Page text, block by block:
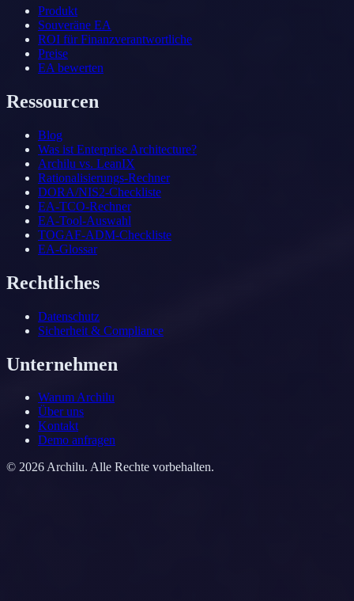
Produkt
Souveräne EA
ROI für Finanzverantwortliche
Preise
EA bewerten
Ressourcen
Blog
Was ist Enterprise Architecture?
Archilu vs. LeanIX
Rationalisierungs-Rechner
DORA/NIS2-Checkliste
EA-TCO-Rechner
EA-Tool-Auswahl
TOGAF-ADM-Checkliste
EA-Glossar
Rechtliches
Datenschutz
Sicherheit & Compliance
Unternehmen
Warum Archilu
Über uns
Kontakt
Demo anfragen
© 2026Archilu. Alle Rechte vorbehalten.